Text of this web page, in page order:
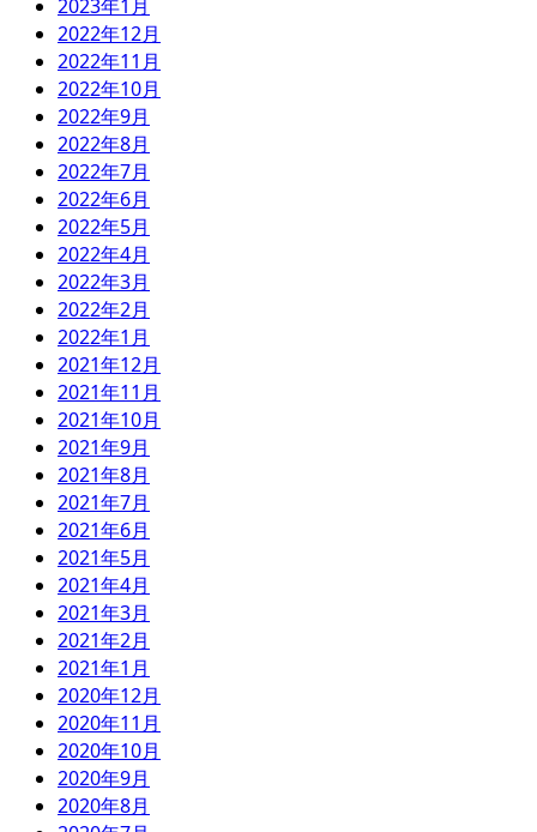
2023年1月
2022年12月
2022年11月
2022年10月
2022年9月
2022年8月
2022年7月
2022年6月
2022年5月
2022年4月
2022年3月
2022年2月
2022年1月
2021年12月
2021年11月
2021年10月
2021年9月
2021年8月
2021年7月
2021年6月
2021年5月
2021年4月
2021年3月
2021年2月
2021年1月
2020年12月
2020年11月
2020年10月
2020年9月
2020年8月